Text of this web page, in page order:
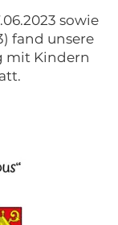
sowie
fand unsere
mit Kindern